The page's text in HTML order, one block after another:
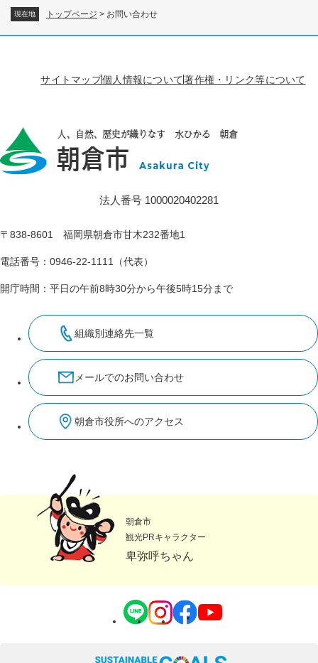
現在地 トップページ > お問い合わせ
サイトマップ個人情報について著作権・リンク等について
法人番号 1000020402281
〒838-8601 福岡県朝倉市甘木232番地1
電話番号：0946-22-1111（代表）
開庁時間：平日の午前8時30分から午後5時15分まで
組織別連絡先一覧
メールでのお問い合わせ
朝倉市役所へのアクセス
朝倉市
観光PRキャラクター
卑弥呼ちゃん